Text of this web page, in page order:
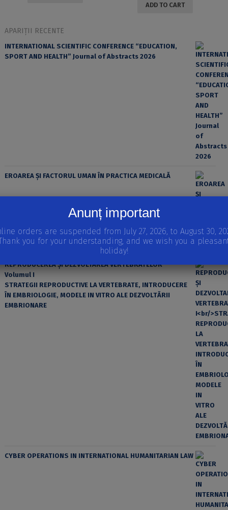
ADD TO CART
APARIȚII RECENTE
INTERNATIONAL SCIENTIFIC CONFERENCE “EDUCATION,
SPORT AND HEALTH” Journal of Abstracts 2026
EROAREA ȘI FACTORUL UMAN ÎN PRACTICA MEDICALĂ
REPRODUCEREA ȘI DEZVOLTAREA VERTEBRATELOR
Volumul I
STRATEGII REPRODUCTIVE LA VERTEBRATE, INTRODUCERE
ÎN EMBRIOLOGIE, MODELE IN VITRO ALE DEZVOLTĂRII
EMBRIONARE
CYBER OPERATIONS IN INTERNATIONAL HUMANITARIAN LAW
Anunț important
orders are suspended from July 27, 2026, to August 30,
you for your understanding, and we wish you a
holiday!